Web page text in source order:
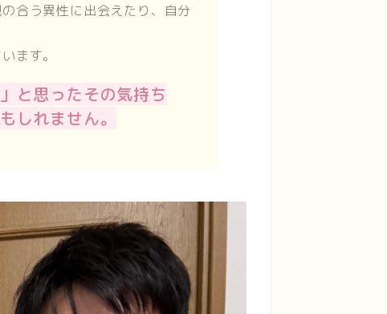
合う異性に出会えたり、自分
ます。
と思ったその気持ち
しれません。